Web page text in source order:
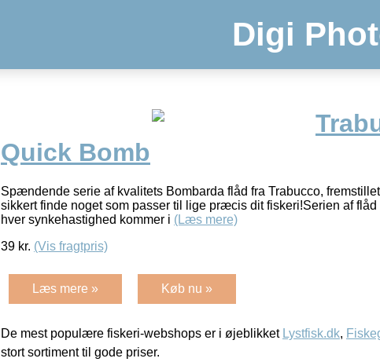
Digi
Quick Bomb
Spændende serie af kvalitets Bombarda flåd fra Trabucco,
sikkert finde noget som passer til lige præcis dit fiskeri!Serien af
hver synkehastighed kommer i (Læs mere)
39 kr. (Vis fragtpris)
Læs mere » Køb nu »
De mest populære fiskeri-webshops er i øjeblikket Lystfisk.dk,
stort sortiment til gode priser.